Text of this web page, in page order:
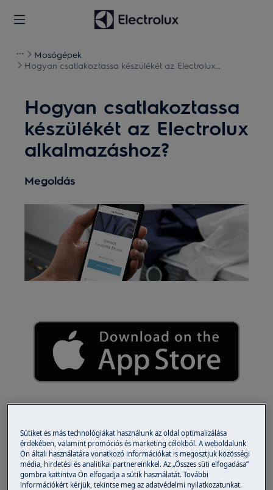
Mosógépek
Hogyan csatlakoztassa készülékét az Electrolux
Hogyan csatlakoztassa
készülékét az Electrolux
alkalmazáshoz?
Megoldás
Electrolux alkalmazáshoz
Simogatóan puha és szép ruhák mindennap. Az
Electrolux alkalmazással nap mint nap
Sütiket és más technológiákat használunk az oldal optimalizálása
érdekében, valamint promóciós és marketing célokból. A weboldalunk
Ön általi használatára vonatkozó információkat is megosztjuk közösségi
média, hirdetési és analitikai partnereinkkel. Az „Összes süti elfogadása”
gombra kattintva Ön elfogadja a sütik használatát. További
információkért kérjük, tekintse meg az adatvédelmi nyilatkozatunkat.